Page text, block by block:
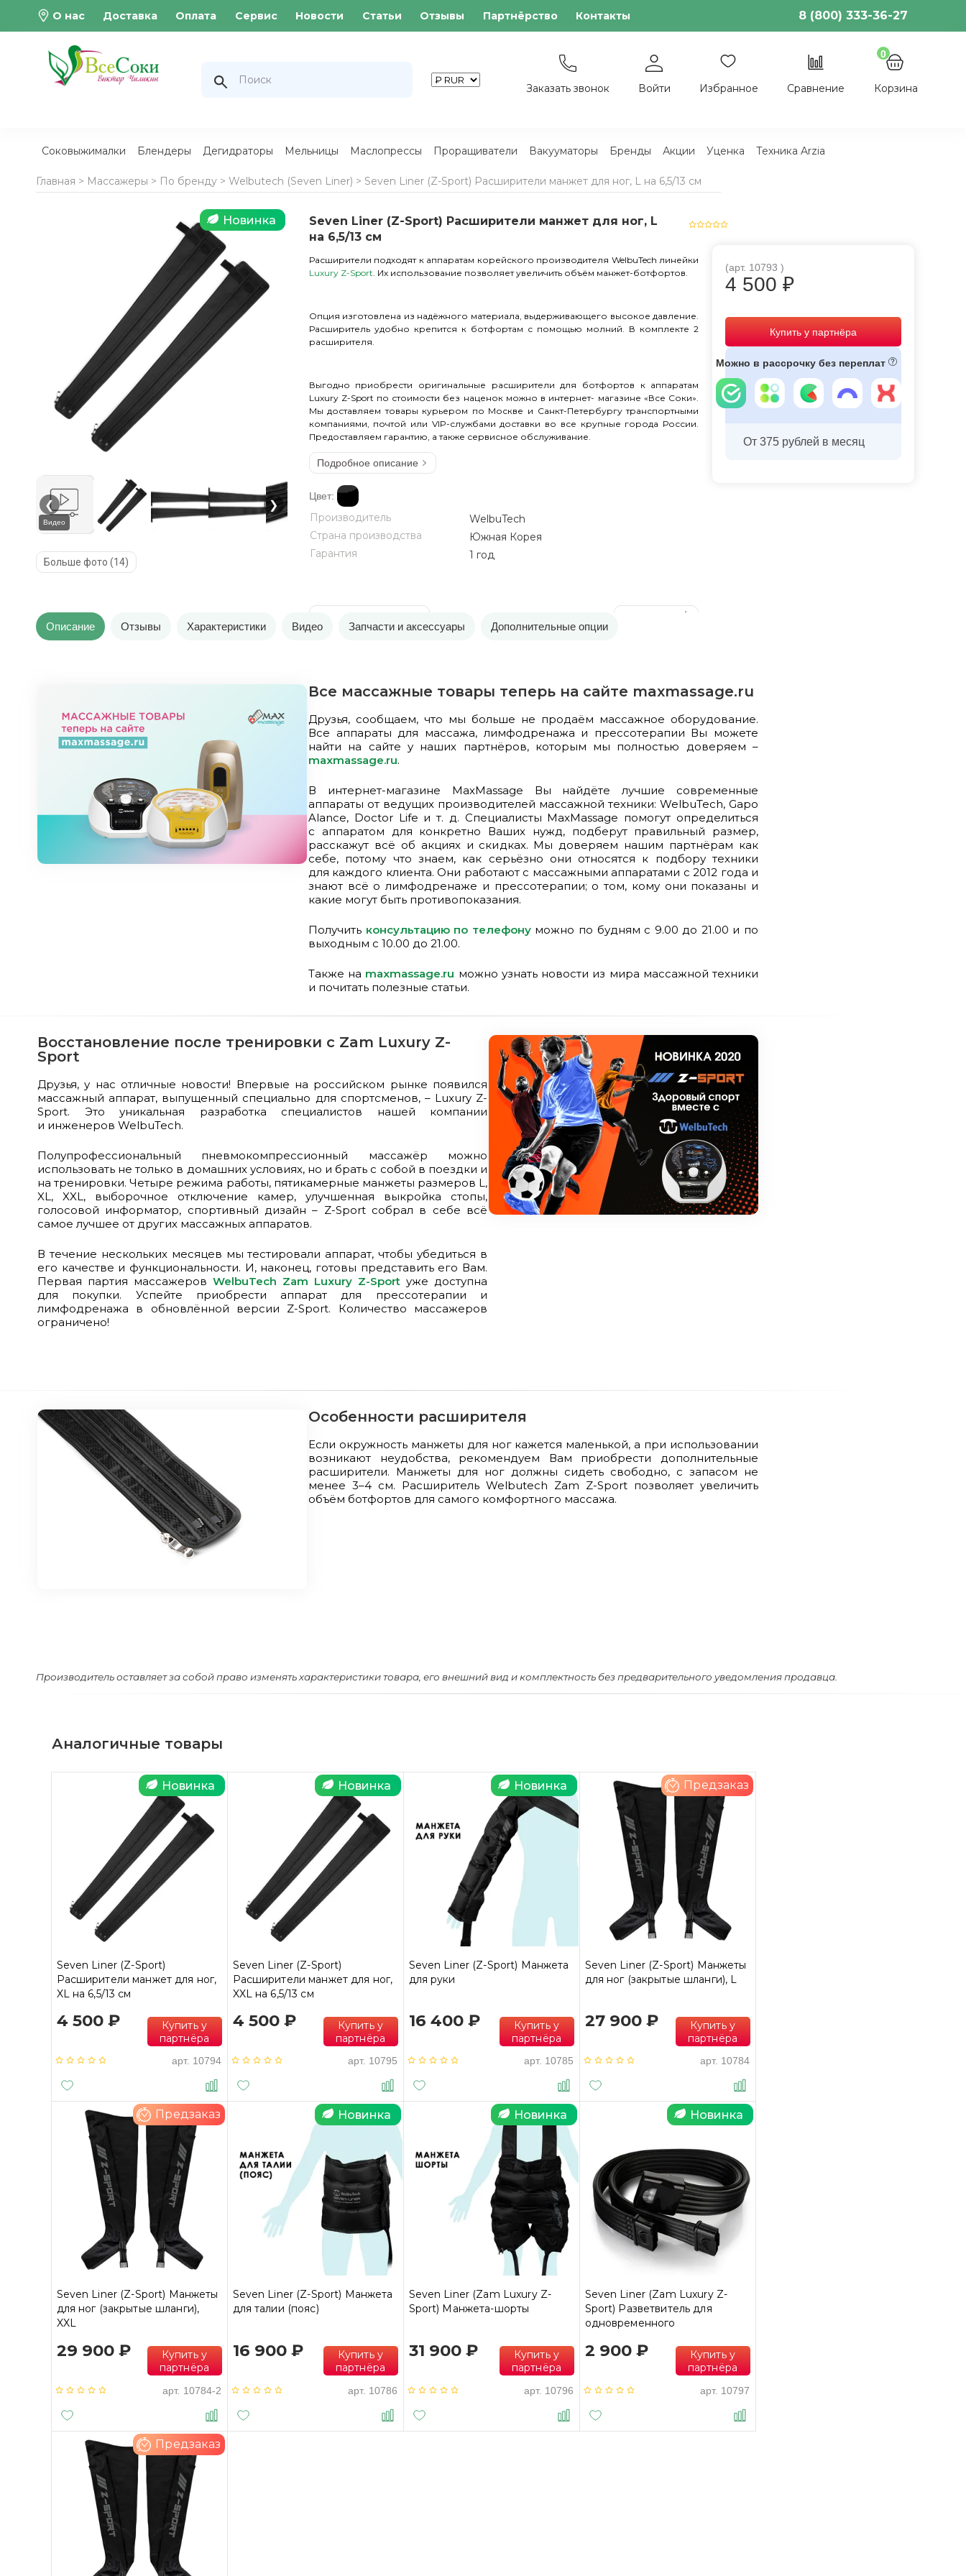
О нас Доставка Оплата Сервис Новости Статьи Отзывы Партнёрство Контакты 8 (800) 333-36-27
Заказать звонок Войти Избранное Сравнение
0
Корзина
Соковыжималки Блендеры Дегидраторы Мельницы Маслопрессы Проращиватели Вакууматоры Бренды Акции Уценка Техника Arzia
Главная > Массажеры > По бренду> Welbutech (Seven Liner) > Seven Liner (Z-Sport) Расширители манжет для ног, L на 6,5/13 см
Новинка
Видео
❮ ❯
Больше фото (14)
Seven Liner (Z-Sport) Расширители манжет для ног, L
на 6,5/13 см
(арт. 10793 )
4 500 ₽
Купить у партнёра
Можно в рассрочку без переплат
От 375 рублей в месяц
Расширители подходят к аппаратам корейского производителя WelbuTech линейки
Luxury Z-Sport. Их использование позволяет увеличить объём манжет-ботфортов.
Опция изготовлена из надёжного материала, выдерживающего высокое давление.
Расширитель удобно крепится к ботфортам с помощью молний. В комплекте 2
расширителя.
Выгодно приобрести оригинальные расширители для ботфортов к аппаратам
Luxury Z-Sport по стоимости без наценок можно в интернет- магазине «Все Соки».
Мы доставляем товары курьером по Москве и Санкт-Петербургу транспортными
компаниями, почтой или VIP-службами доставки во все крупные города России.
Предоставляем гарантию, а также сервисное обслуживание.
Подробное описание
Цвет:
Производитель
WelbuTech
Страна производства
Южная Корея
Гарантия
1 год
Описание Отзывы Характеристики Видео Запчасти и аксессуары Дополнительные опции
Все массажные товары теперь на сайте maxmassage.ru
Друзья, сообщаем, что мы больше не продаём массажное оборудование.
Все аппараты для массажа, лимфодренажа и прессотерапии Вы можете
найти на сайте у наших партнёров, которым мы полностью доверяем –
maxmassage.ru.
В интернет-магазине MaxMassage Вы найдёте лучшие современные
аппараты от ведущих производителей массажной техники: WelbuTech, Gapo
Alance, Doctor Life и т. д. Специалисты MaxMassage помогут определиться
с аппаратом для конкретно Ваших нужд, подберут правильный размер,
расскажут всё об акциях и скидках. Мы доверяем нашим партнёрам как
себе, потому что знаем, как серьёзно они относятся к подбору техники
для каждого клиента. Они работают с массажными аппаратами с 2012 года и
знают всё о лимфодренаже и прессотерапии; о том, кому они показаны и
какие могут быть противопоказания.
Получить консультацию по телефонуможно по будням с 9.00 до 21.00 и по
выходным с 10.00 до 21.00.
Также на maxmassage.ru можно узнать новости из мира массажной техники
и почитать полезные статьи.
Восстановление после тренировки с Zam Luxury Z-
Sport
Друзья, у нас отличные новости! Впервые на российском рынке появился
массажный аппарат, выпущенный специально для спортсменов, – Luxury Z-
Sport. Это уникальная разработка специалистов нашей компании
и инженеров WelbuTech.
Полупрофессиональный пневмокомпрессионный массажёр можно
использовать не только в домашних условиях, но и брать с собой в поездки и
на тренировки. Четыре режима работы, пятикамерные манжеты размеров L,
XL, XXL, выборочное отключение камер, улучшенная выкройка стопы,
голосовой информатор, спортивный дизайн – Z-Sport собрал в себе всё
самое лучшее от других массажных аппаратов.
В течение нескольких месяцев мы тестировали аппарат, чтобы убедиться в
его качестве и функциональности. И, наконец, готовы представить его Вам.
Первая партия массажеров WelbuTech Zam Luxury Z-Sport уже доступна
для покупки. Успейте приобрести аппарат для прессотерапии и
лимфодренажа в обновлённой версии Z-Sport. Количество массажеров
ограничено!
Особенности расширителя
Если окружность манжеты для ног кажется маленькой, а при использовании
возникают неудобства, рекомендуем Вам приобрести дополнительные
расширители. Манжеты для ног должны сидеть свободно, с запасом не
менее 3–4 см. Расширитель Welbutech Zam Z-Sport позволяет увеличить
объём ботфортов для самого комфортного массажа.
Производитель оставляет за собой право изменять характеристики товара, его внешний вид и комплектность без предварительного уведомления продавца.
Аналогичные товары
Новинка
Seven Liner (Z-Sport)
Расширители манжет для ног,
XL на 6,5/13 см
4 500 ₽
Купить у
партнёра
арт. 10794
Новинка
Seven Liner (Z-Sport)
Расширители манжет для ног,
XXL на 6,5/13 см
4 500 ₽
Купить у
партнёра
арт. 10795
Новинка
Seven Liner (Z-Sport) Манжета
для руки
16 400 ₽
Купить у
партнёра
арт. 10785
Предзаказ
Seven Liner (Z-Sport) Манжеты
для ног (закрытые шланги), L
27 900 ₽
Купить у
партнёра
арт. 10784
Предзаказ
Seven Liner (Z-Sport) Манжеты
для ног (закрытые шланги),
XXL
29 900 ₽
Купить у
партнёра
арт. 10784-2
Новинка
Seven Liner (Z-Sport) Манжета
для талии (пояс)
16 900 ₽
Купить у
партнёра
арт. 10786
Новинка
Seven Liner (Zam Luxury Z-
Sport) Манжета-шорты
31 900 ₽
Купить у
партнёра
арт. 10796
Новинка
Seven Liner (Zam Luxury Z-
Sport) Разветвитель для
одновременного
чёрный
2 900 ₽
Купить у
партнёра
арт. 10797
Предзаказ